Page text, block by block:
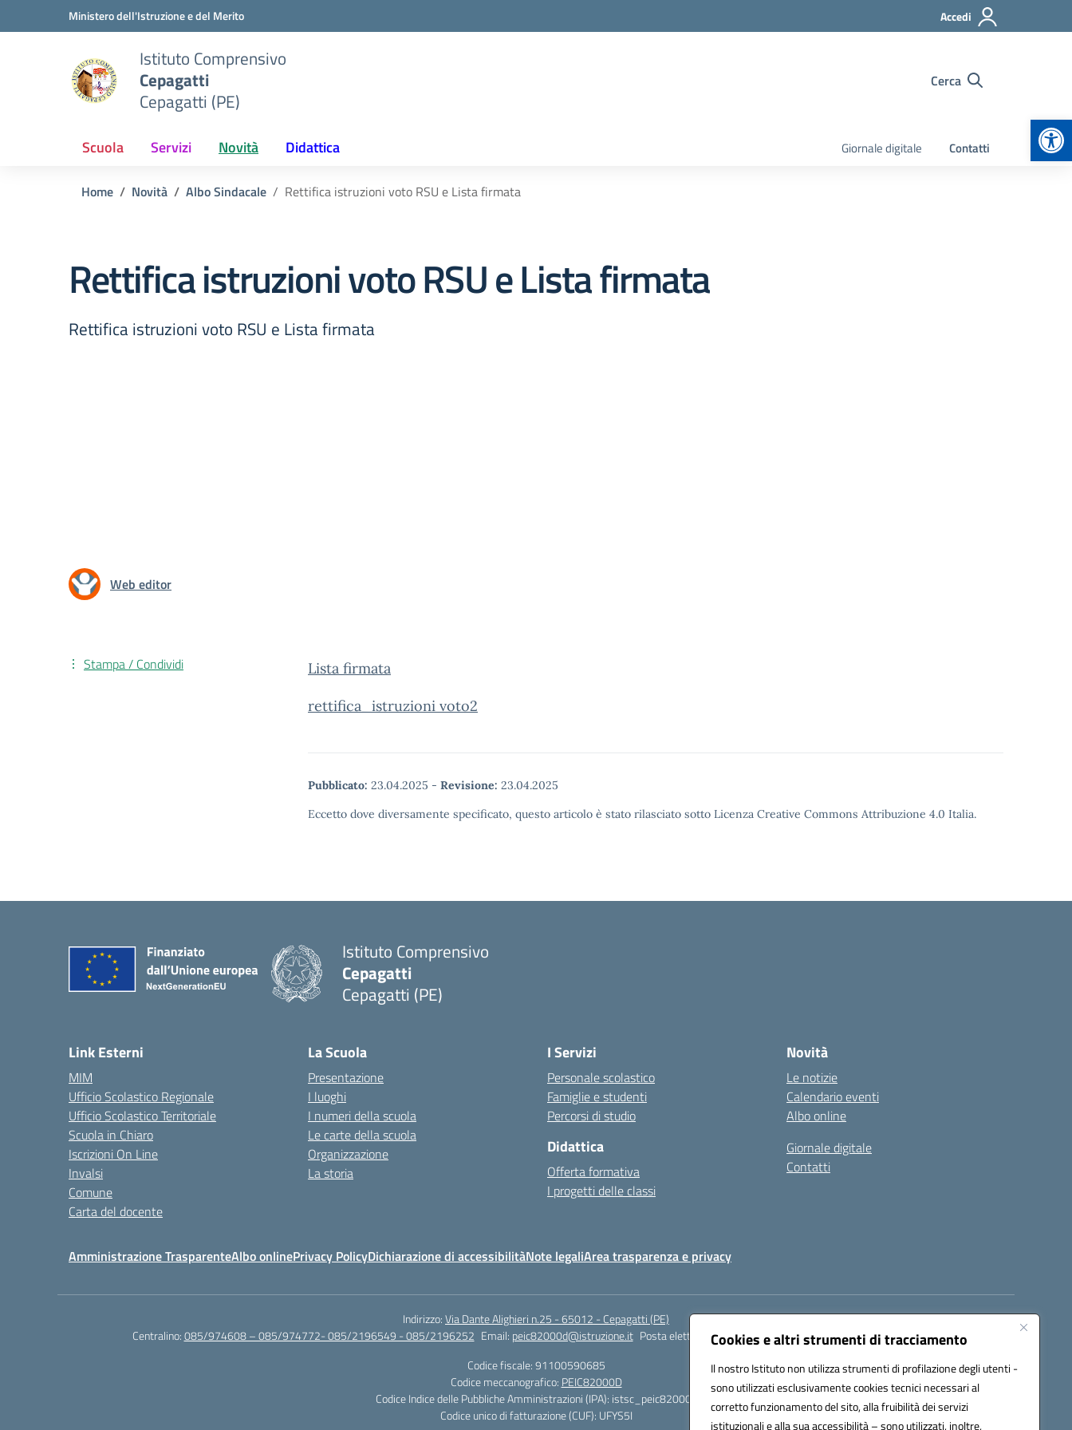
Cookies e altri strumenti di tracciamento
Il nostro Istituto non utilizza strumenti di profilazione degli utenti -
sono utilizzati esclusivamente cookies tecnici necessari al
corretto funzionamento del sito, alla fruibilità dei servizi
istituzionali e alla sua accessibilità – sono utilizzati, inoltre,
Vai ai contenuti
Vai al menu di navigazioneMinistero dell'Istruzione e del Merito Accedi
Istituto Comprensivo
Cepagatti
Cepagatti (PE)
Cerca
Scuola Servizi Novità Didattica Giornale digitale Contatti
Home Novità Albo Sindacale Rettifica istruzioni voto RSU e Lista firmata
Rettifica istruzioni voto RSU e Lista firmata
Rettifica istruzioni voto RSU e Lista firmata
Web editor
Lista firmata
rettifica_istruzioni voto2
Pubblicato: 23.04.2025 - Revisione: 23.04.2025
Eccetto dove diversamente specificato, questo articolo è stato rilasciato sotto Licenza Creative Commons Attribuzione 4.0 Italia.
Stampa / Condividi
Istituto Comprensivo
Cepagatti
Cepagatti (PE)
Link Esterni
MIM
Ufficio Scolastico Regionale
Ufficio Scolastico Territoriale
Scuola in Chiaro
Iscrizioni On Line
Invalsi
Comune
Carta del docente
La Scuola
Presentazione
I luoghi
I numeri della scuola
Le carte della scuola
Organizzazione
La storia
I Servizi
Personale scolastico
Famiglie e studenti
Percorsi di studio
Didattica
Offerta formativa
I progetti delle classi
Novità
Le notizie
Calendario eventi
Albo online
Giornale digitale
Contatti
Amministrazione TrasparenteAlbo onlinePrivacy PolicyDichiarazione di accessibilitàNote legaliArea trasparenza e privacy
Indirizzo:Via Dante Alighieri n.25 - 65012 - Cepagatti (PE)
Centralino:085/974608 – 085/974772- 085/2196549 - 085/2196252 Email: peic82000d@istruzione.it Posta elettronica certificata (PEC): peic82000d@pec.istruzione.it
Codice fiscale: 91100590685
Codice meccanografico: PEIC82000D
Codice Indice delle Pubbliche Amministrazioni (IPA): istsc_peic82000d
Codice unico di fatturazione (CUF): UFYS5I